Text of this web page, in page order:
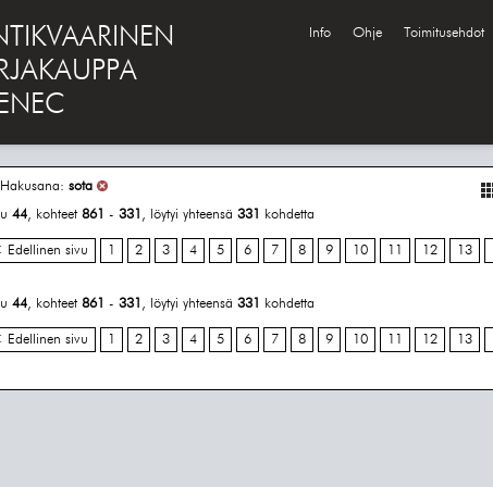
Info Ohje Toimitusehdot
sota
44, kohteet 861 - 331 , löytyi yhteensä 331 kohdetta
Edellinen sivu 1 2 3 4 5 6 7 8 9 10 11 12 13
44, kohteet 861 - 331 , löytyi yhteensä 331 kohdetta
Edellinen sivu 1 2 3 4 5 6 7 8 9 10 11 12 13